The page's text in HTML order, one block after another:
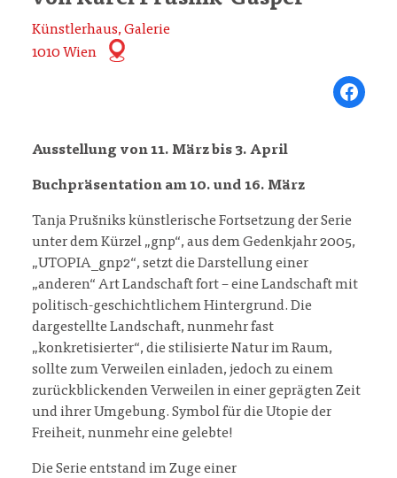
Künstlerhaus, Galerie
1010 Wien
Share on
Ausstellung von 11. März bis 3. April
Buchpräsentation am 10. und 16. März
Tanja Prušniks künstlerische Fortsetzung der Serie
unter dem Kürzel „gnp“, aus dem Gedenkjahr 2005,
„UTOPIA_gnp2“, setzt die Darstellung einer
„anderen“ Art Landschaft fort – eine Landschaft mit
politisch-geschichtlichem Hintergrund. Die
dargestellte Landschaft, nunmehr fast
„konkretisierter“, die stilisierte Natur im Raum,
sollte zum Verweilen einladen, jedoch zu einem
zurückblickenden Verweilen in einer geprägten Zeit
und ihrer Umgebung. Symbol für die Utopie der
Freiheit, nunmehr eine gelebte!
Die Serie entstand im Zuge einer